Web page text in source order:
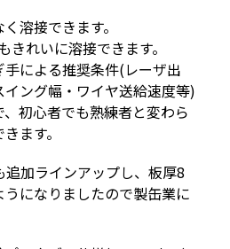
溶接できます。
れいに溶接できます。
による推奨条件(レーザ出
ング幅・ワイヤ送給速度等)
初心者でも熟練者と変わら
ます。
加ラインアップし、板厚8
になりましたので製缶業に